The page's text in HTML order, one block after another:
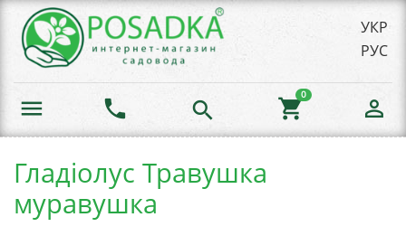
УКР
РУС
menu phone search shopping_cart
0
person_outline
Гладіолус Травушка
муравушка